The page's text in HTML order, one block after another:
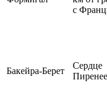
с
Бакейра-Берет
Сердце